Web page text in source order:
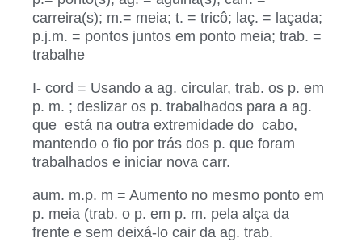
carreira(s); m.= meia; t. = tricô; laç. = laçada;
p.j.m. = pontos juntos em ponto meia; trab. =
trabalhe
I- cord = Usando a ag. circular, trab. os p. em
p. m. ; deslizar os p. trabalhados para a ag.
que está na outra extremidade do cabo,
mantendo o fio por trás dos p. que foram
trabalhados e iniciar nova carr.
aum. m.p. m = Aumento no mesmo ponto em
p. meia (trab. o p. em p. m. pela alça da
frente e sem deixá-lo cair da ag. trab.